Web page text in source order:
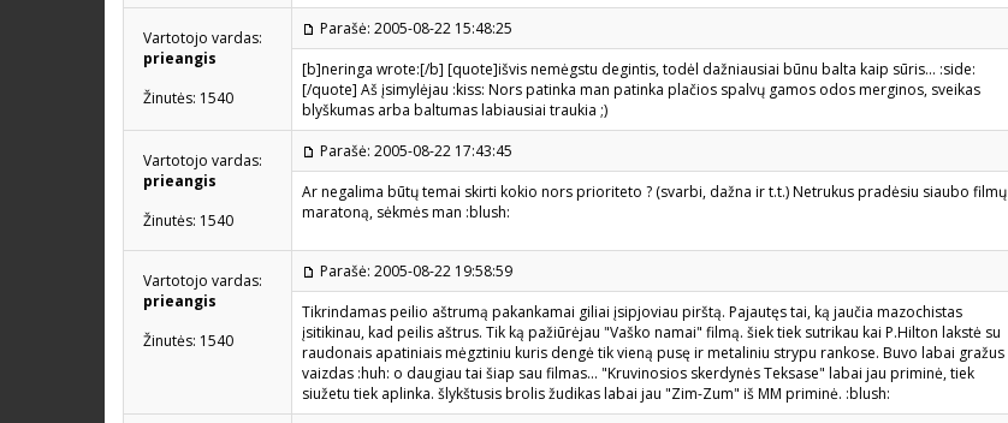
Vartotojo vardas:
prieangis
Žinutės: 1540
Parašė: 2005-08-22 15:48:25
[b]neringa wrote:[/b] [quote]išvis nemėgstu degintis, todėl dažniausiai būnu balta kaip sūris... :side:
[/quote] Aš įsimylėjau :kiss: Nors patinka man patinka plačios spalvų gamos odos merginos, sveikas
blyškumas arba baltumas labiausiai traukia ;)
Vartotojo vardas:
prieangis
Žinutės: 1540
Parašė: 2005-08-22 17:43:45
Ar negalima būtų temai skirti kokio nors prioriteto ? (svarbi, dažna ir t.t.) Netrukus pradėsiu siaubo filmų
maratoną, sėkmės man :blush:
Vartotojo vardas:
prieangis
Žinutės: 1540
Parašė: 2005-08-22 19:58:59
Tikrindamas peilio aštrumą pakankamai giliai įsipjoviau pirštą. Pajautęs tai, ką jaučia mazochistas
įsitikinau, kad peilis aštrus. Tik ką pažiūrėjau "Vaško namai" filmą. šiek tiek sutrikau kai P.Hilton lakstė su
raudonais apatiniais mėgztiniu kuris dengė tik vieną pusę ir metaliniu strypu rankose. Buvo labai gražus
vaizdas :huh: o daugiau tai šiap sau filmas... "Kruvinosios skerdynės Teksase" labai jau priminė, tiek
siužetu tiek aplinka. šlykštusis brolis žudikas labai jau "Zim-Zum" iš MM priminė. :blush: